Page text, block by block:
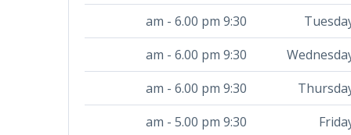
9:30 am - 6.00 pm
9:30 am - 6.00 pm
9:30 am - 6.00 pm
9:30 am - 5.00 pm